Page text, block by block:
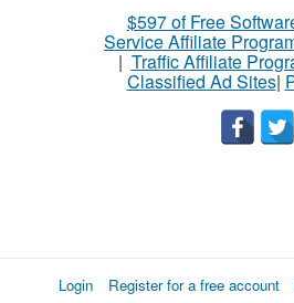
$597 of Free
Service Affiliate
| Traffic Affiliate
Classified Ad Sites|
Login Register for a free account